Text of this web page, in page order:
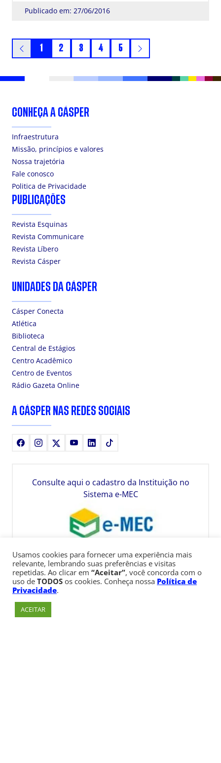
Publicado em: 27/06/2016
1 2 3 4 5
CONHEÇA A CÁSPER
Infraestrutura
Missão, princípios e valores
Nossa trajetória
Fale conosco
Politica de Privacidade
PUBLICAÇÕES
Revista Esquinas
Revista Communicare
Revista Líbero
Revista Cásper
UNIDADES DA CÁSPER
Cásper Conecta
Atlética
Biblioteca
Central de Estágios
Centro Acadêmico
Centro de Eventos
Rádio Gazeta Online
A CÁSPER NAS REDES SOCIAIS
FacebookInstagram YoutubeLinkedIn
Consulte aqui o cadastro da Instituição no
Sistema e-MEC
Usamos cookies para fornecer uma experiência mais
relevante, lembrando suas preferências e visitas
repetidas. Ao clicar em “Aceitar”, você concorda com o
uso de TODOS os cookies. Conheça nossa Política de
Privacidade.
ACEITAR